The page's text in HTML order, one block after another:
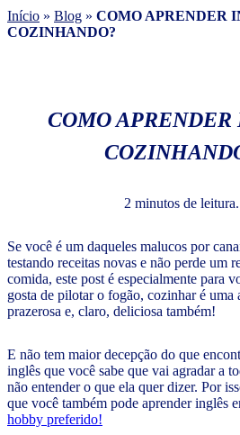
Início » Blog » COMO APRENDER
COZINHANDO?
COMO APRENDER
2 minutos de leitura.
Se você é um daqueles malucos por
testando receitas novas e não perde um
comida, este post é especialmente para
gosta de pilotar o fogão, cozinhar é uma
prazerosa e, claro, deliciosa também!
E não tem maior decepção do que
inglês que você sabe que vai agradar a
não entender o que ela quer dizer. Por
que você também pode aprender inglês
hobby preferido!